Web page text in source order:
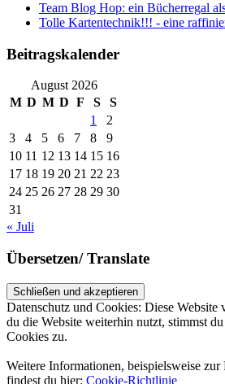
Team Blog Hop: ein Bücherregal
Tolle Kartentechnik!!! - eine
Beitragskalender
August 2026
M D M D F S
S
1
2
3
4 5 6 7 8
9
10 11 12 13 14 15 16
17 18 19 20 21 22 23
24 25 26 27 28 29 30
31
« Juli
Übersetzen/ Translate
Datenschutz und Cookies: Diese Website
du die Website weiterhin nutzt, stimmst
Cookies zu.
Weitere Informationen, beispielsweise
findest du hier: Cookie-Richtlinie